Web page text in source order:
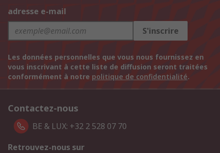
adresse e-mail
S'inscrire
Les données personnelles que vous nous fournissez en
vous inscrivant à cette liste de diffusion seront traitées
conformément à notre politique de confidentialité.
Contactez-nous
BE & LUX: +32 2 528 07 70
Retrouvez-nous sur